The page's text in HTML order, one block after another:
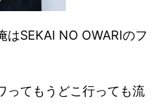
はSEKAI NO OWARIのフ
ってもうどこ行っても流